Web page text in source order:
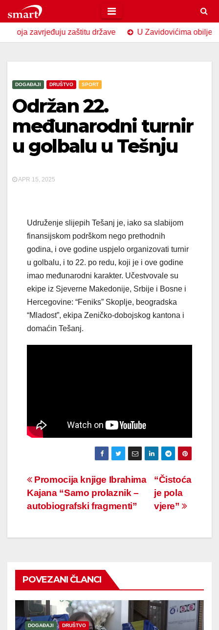
to
content
zaštitu države U Zavidovićima obilježen Dan
DOGAĐAJI DRUŠTVO SPORT
Održan 22.
međunarodni turnir
u golbalu u Tešnju
APR 15, 2025
Udruženje slijepih Tešanj je, iako sa slabijom
finansijskom podrškom nego prethodnih
godina, i ove godine uspjelo organizovati turnir
u golbalu, i to 22. po redu, koji je i ove godine
imao međunarodni karakter. Učestvovale su
ekipe iz Sjeverne Makedonije, Srbije i Bosne i
Hercegovine: “Feniks” Skoplje, beogradska
“Mladost”, ekipa Zeničko-dobojskog kantona i
domaćin Tešanj.
Navigacija
članaka
“Čistoća
je pola
vjere”
Promocija knjige Ibrahima
Kajana “Samo prolaznik –
autobiografski fragmenti”
POVEZANI ČLANCI
DOGAĐAJI DRUŠTVO